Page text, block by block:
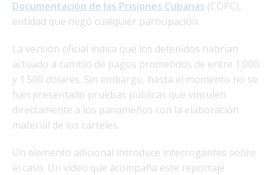
Documentación de las Prisiones Cubanas (CDPC),
entidad que negó cualquier participación.
La versión oficial indica que los detenidos habrían
actuado a cambio de pagos prometidos de entre 1.000
y 1.500 dólares. Sin embargo, hasta el momento no se
han presentado pruebas públicas que vinculen
directamente a los panameños con la elaboración
material de los carteles.
Un elemento adicional introduce interrogantes sobre
el caso. Un video que acompaña este reportaje